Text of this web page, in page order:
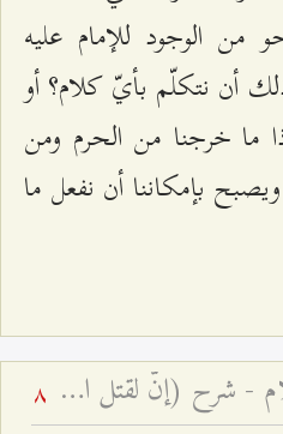
من الوجود للإمام عليه
أن نتكلّم بأيّ كلام؟ أو
ما خرجنا من الحرم ومن
بإمكاننا أن نفعل ما
حرارة الحسين عليه السلام - شرح (إنّ لقتل الحسين حرارة في قلوب المؤمنين لا تبرد أبدًا) 8